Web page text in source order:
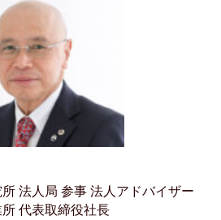
法人局 参事 法人アドバイザー
代表取締役社長